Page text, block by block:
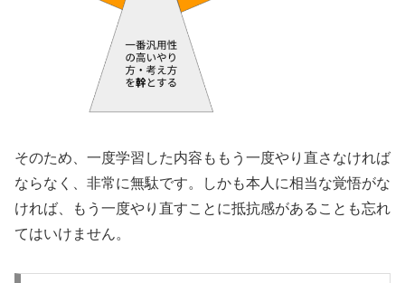
そのため、一度学習した内容ももう一度やり直さなければ
ならなく、非常に無駄です。しかも本人に相当な覚悟がな
ければ、もう一度やり直すことに抵抗感があることも忘れ
てはいけません。